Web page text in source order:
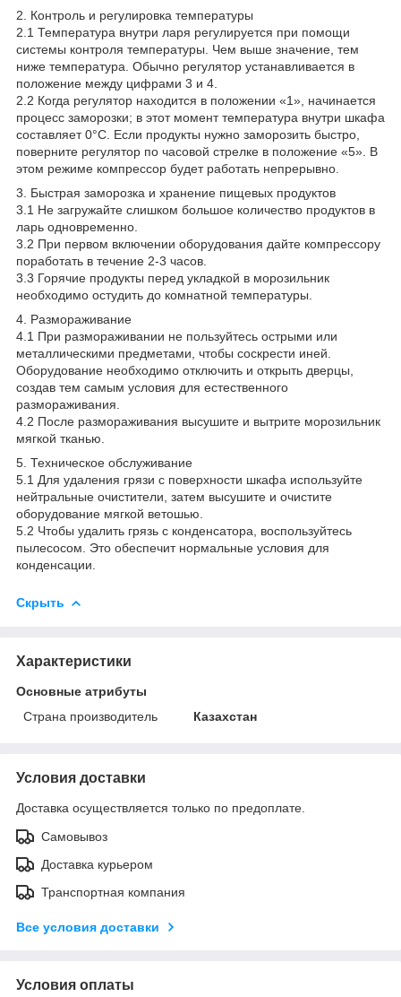
2. Контроль и регулировка температуры
2.1 Температура внутри ларя регулируется при помощи
системы контроля температуры. Чем выше значение, тем
ниже температура. Обычно регулятор устанавливается в
положение между цифрами 3 и 4.
2.2 Когда регулятор находится в положении «1», начинается
процесс заморозки; в этот момент температура внутри шкафа
составляет 0°С. Если продукты нужно заморозить быстро,
поверните регулятор по часовой стрелке в положение «5». В
этом режиме компрессор будет работать непрерывно.
3. Быстрая заморозка и хранение пищевых продуктов
3.1 Не загружайте слишком большое количество продуктов в
ларь одновременно.
3.2 При первом включении оборудования дайте компрессору
поработать в течение 2-3 часов.
3.3 Горячие продукты перед укладкой в морозильник
необходимо остудить до комнатной температуры.
4. Размораживание
4.1 При размораживании не пользуйтесь острыми или
металлическими предметами, чтобы соскрести иней.
Оборудование необходимо отключить и открыть дверцы,
создав тем самым условия для естественного
размораживания.
4.2 После размораживания высушите и вытрите морозильник
мягкой тканью.
5. Техническое обслуживание
5.1 Для удаления грязи с поверхности шкафа используйте
нейтральные очистители, затем высушите и очистите
оборудование мягкой ветошью.
5.2 Чтобы удалить грязь с конденсатора, воспользуйтесь
пылесосом. Это обеспечит нормальные условия для
конденсации.
Скрыть
Характеристики
Основные атрибуты
Страна производитель
Казахстан
Условия доставки
Доставка осуществляется только по предоплате.
Самовывоз
Доставка курьером
Транспортная компания
Все условия доставки
Условия оплаты